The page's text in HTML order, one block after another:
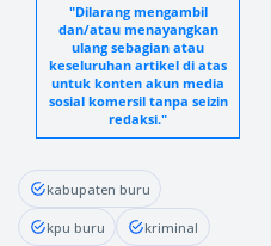
"Dilarang mengambil
dan/atau menayangkan
ulang sebagian atau
keseluruhan artikel di atas
untuk konten akun media
sosial komersil tanpa seizin
redaksi."
kabupaten buru
kpu buru kriminal